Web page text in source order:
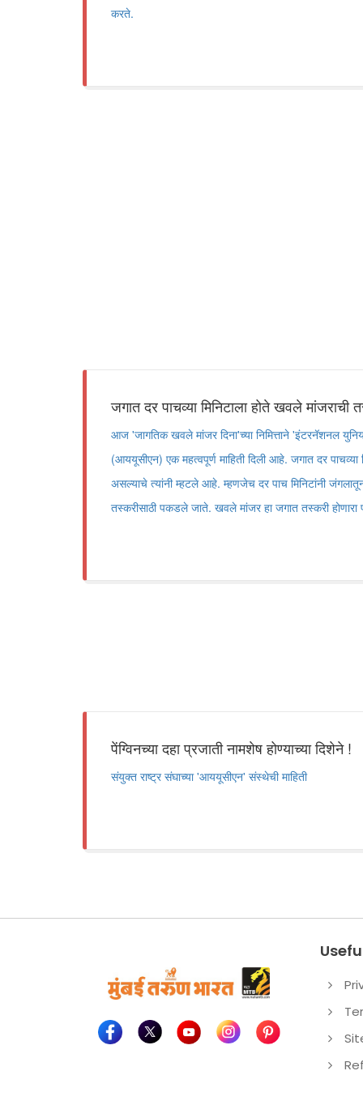
करते.
जगात दर पाचव्या मिनिटाला होते खवले मांजराची
आज 'जागतिक खवले मांजर दिना'च्या निमित्ताने 'इंटरनॅशनल
(आययूसीएन) एक महत्वपूर्ण माहिती दिली आहे. जगात दर पाचव्या
असल्याचे त्यांनी म्हटले आहे. म्हणजेच दर पाच मिनिटांनी
तस्करीसाठी पकडले जाते. खवले मांजर हा जगात तस्करी होणारा
पेंग्विनच्या दहा प्रजाती नामशेष होण्याच्या दिशेने !
संयुक्त राष्ट्र संघाच्या 'आययूसीएन' संस्थेची माहिती